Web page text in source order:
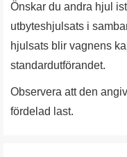
Önskar du andra hjul
utbyteshjulsats i
hjulsats blir vagnens
standardutförandet.
Observera att den
fördelad last.